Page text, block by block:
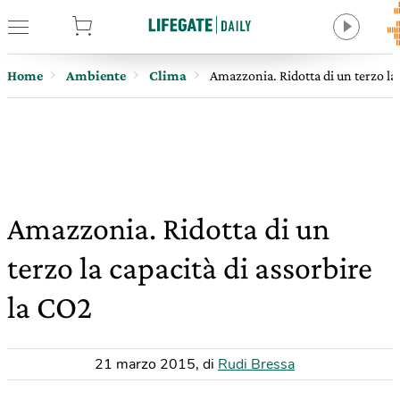
Home Ambiente Clima Amazzonia. Ridotta di un terzo la
Amazzonia. Ridotta di un
terzo la capacità di assorbire
la CO2
21 marzo 2015, di Rudi Bressa